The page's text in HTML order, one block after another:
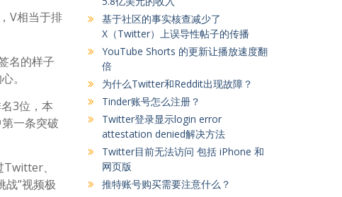
V相当于排
名的样子
。
3位，本
一条突破
、
战”视频极
基于社区的事实核查减少了
X（Twitter）上误导性帖子的传播
YouTube Shorts 的更新让播放速度翻
倍
为什么Twitter和Reddit出现故障？
Tinder账号怎么注册？
Twitter登录显示login error
attestation denied解决方法
Twitter目前无法访问 包括 iPhone 和
网页版
推特账号购买需要注意什么？